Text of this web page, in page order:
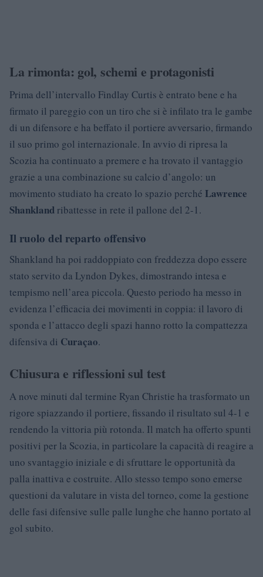
La rimonta: gol, schemi e protagonisti
Prima dell’intervallo Findlay Curtis è entrato bene e ha
firmato il pareggio con un tiro che si è infilato tra le gambe
di un difensore e ha beffato il portiere avversario, firmando
il suo primo gol internazionale. In avvio di ripresa la
Scozia ha continuato a premere e ha trovato il vantaggio
grazie a una combinazione su calcio d’angolo: un
movimento studiato ha creato lo spazio perché Lawrence
Shankland ribattesse in rete il pallone del 2-1.
Il ruolo del reparto offensivo
Shankland ha poi raddoppiato con freddezza dopo essere
stato servito da Lyndon Dykes, dimostrando intesa e
tempismo nell’area piccola. Questo periodo ha messo in
evidenza l’efficacia dei movimenti in coppia: il lavoro di
sponda e l’attacco degli spazi hanno rotto la compattezza
difensiva di Curaçao.
Chiusura e riflessioni sul test
A nove minuti dal termine Ryan Christie ha trasformato un
rigore spiazzando il portiere, fissando il risultato sul 4-1 e
rendendo la vittoria più rotonda. Il match ha offerto spunti
positivi per la Scozia, in particolare la capacità di reagire a
uno svantaggio iniziale e di sfruttare le opportunità da
palla inattiva e costruite. Allo stesso tempo sono emerse
questioni da valutare in vista del torneo, come la gestione
delle fasi difensive sulle palle lunghe che hanno portato al
gol subito.